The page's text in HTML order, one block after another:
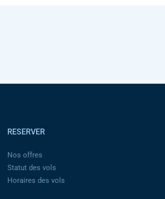
RESERVER
Nos offres
Statut des vols
Horaires des vols